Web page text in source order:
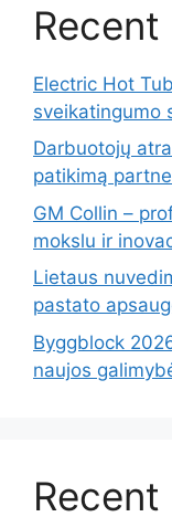
Electric Hot
sveikatingumo
Darbuotojų
patikimą
GM Collin –
mokslu ir
Lietaus
pastato
Byggblock
naujos